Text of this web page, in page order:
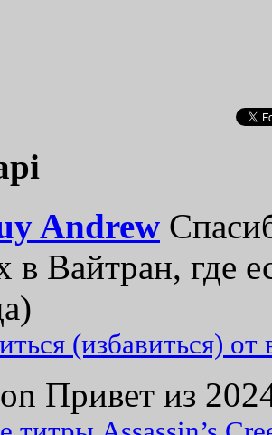
Andrew
в Вайтран, где
(избавиться)
Привет из